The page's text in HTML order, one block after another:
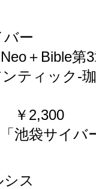
ー
＋Bible第
ティック-
￥2,300
池袋サイバ
ス